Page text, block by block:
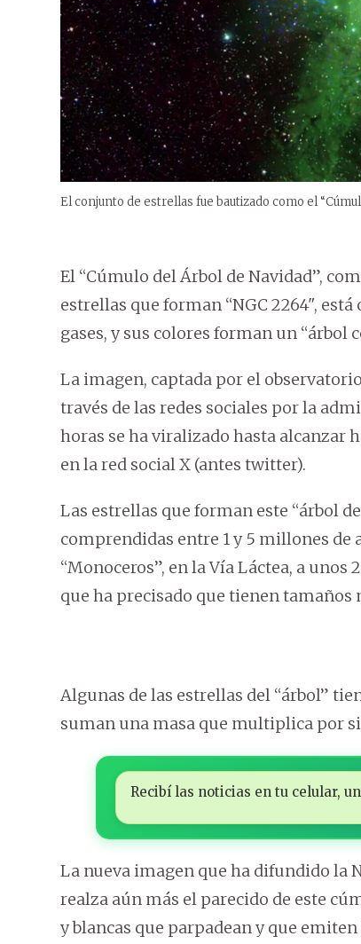
El conjunto de estrellas fue bautizado como el
El “Cúmulo del Árbol de Navidad”,
estrellas que forman “NGC 2264",
gases, y sus colores forman un “árbol
La imagen, captada por el
través de las redes sociales por la
horas se ha viralizado hasta alcanzar
en la red social X (antes twitter).
Las estrellas que forman este “árbol
comprendidas entre 1 y 5 millones de
“Monoceros”, en la Vía Láctea, a unos
que ha precisado que tienen tamaños
Algunas de las estrellas del “árbol”
suman una masa que multiplica por
Recibí las noticias en tu celular,
La nueva imagen que ha difundido la
realza aún más el parecido de este
y blancas que parpadean y que